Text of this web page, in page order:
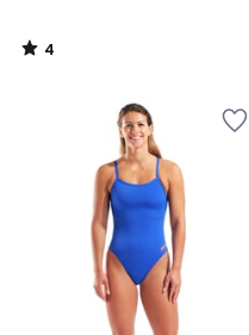
54.95
35%4
/